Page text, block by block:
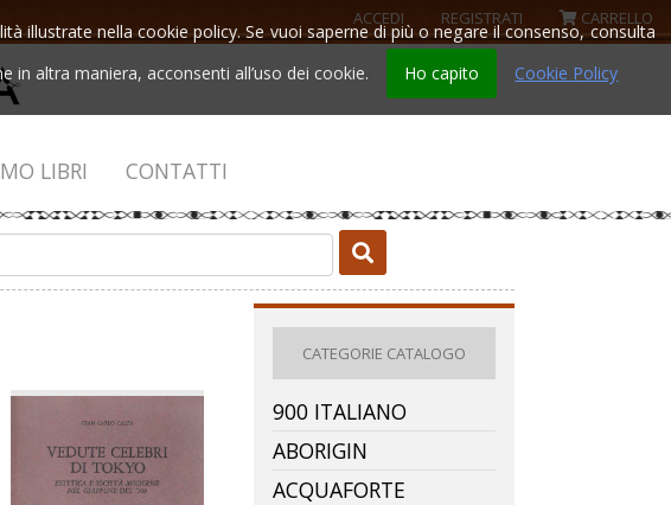
illustrate nella cookie policy. Se vuoi saperne di più o negare il consenso, consulta
altra maniera, acconsenti all’uso dei cookie.
Ho capito Cookie Policy
ACCEDI REGISTRATI CARRELLO
LIBRI CONTATTI
CATEGORIE CATALOGO
900 ITALIANO
ABORIGIN
ACQUAFORTE